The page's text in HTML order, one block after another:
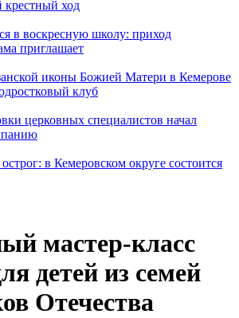
ход
в воскресную школу: приход
приглашает
иконы Божией Матери в Кемерове
клуб
церковных специалистов начал
в Кемеровском округе состоится
мастер-класс
детей из семей
Отечества